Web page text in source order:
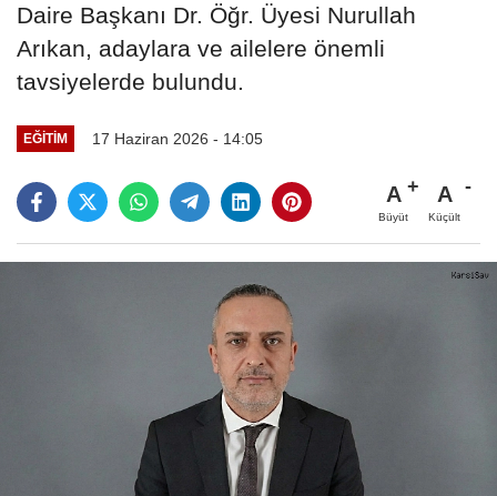
Daire Başkanı Dr. Öğr. Üyesi Nurullah
Arıkan, adaylara ve ailelere önemli
tavsiyelerde bulundu.
EĞITIM 17 Haziran 2026 - 14:05
A
Büyüt
A
Küçült